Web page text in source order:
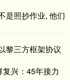
是照抄作业, 他们
黎三方框架协议
复兴：45年接力